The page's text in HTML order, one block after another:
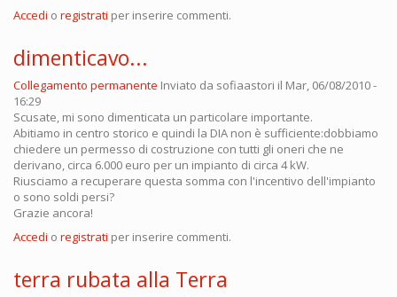
Accedi o registrati per inserire commenti.
dimenticavo...
Collegamento permanente Inviato da sofiaastori il Mar, 06/08/2010 -
16:29
Scusate, mi sono dimenticata un particolare importante.
Abitiamo in centro storico e quindi la DIA non è sufficiente:dobbiamo
chiedere un permesso di costruzione con tutti gli oneri che ne
derivano, circa 6.000 euro per un impianto di circa 4 kW.
Riusciamo a recuperare questa somma con l'incentivo dell'impianto
o sono soldi persi?
Grazie ancora!
Accedi o registrati per inserire commenti.
terra rubata alla Terra